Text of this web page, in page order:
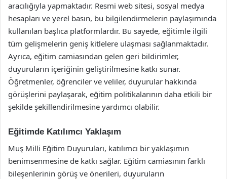
aracılığıyla yapmaktadır. Resmi web sitesi, sosyal medya
hesapları ve yerel basın, bu bilgilendirmelerin paylaşımında
kullanılan başlıca platformlardır. Bu sayede, eğitimle ilgili
tüm gelişmelerin geniş kitlelere ulaşması sağlanmaktadır.
Ayrıca, eğitim camiasından gelen geri bildirimler,
duyuruların içeriğinin geliştirilmesine katkı sunar.
Öğretmenler, öğrenciler ve veliler, duyurular hakkında
görüşlerini paylaşarak, eğitim politikalarının daha etkili bir
şekilde şekillendirilmesine yardımcı olabilir.
Eğitimde Katılımcı Yaklaşım
Muş Milli Eğitim Duyuruları, katılımcı bir yaklaşımın
benimsenmesine de katkı sağlar. Eğitim camiasının farklı
bileşenlerinin görüş ve önerileri, duyuruların